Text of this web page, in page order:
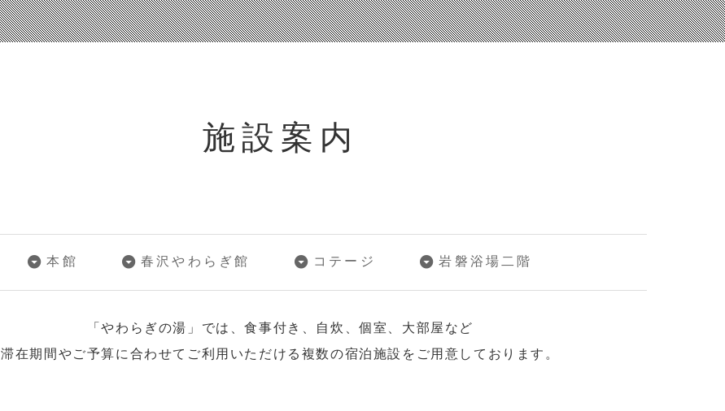
施設案内
本館 春沢やわらぎ館 コテージ 岩磐浴場二階
「やわらぎの湯」では、食事付き、自炊、個室、大部屋など
滞在期間やご予算に合わせてご利用いただける複数の宿泊施設をご用意しております。